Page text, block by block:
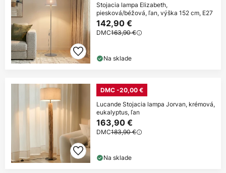
Stojacia lampa Elizabeth,
piesková/béžová, ľan, výška 152 cm, E27
142,90 €
DMC163,90 €
Na sklade
DMC -20,00 €
Lucande Stojacia lampa Jorvan, krémová,
eukalyptus, ľan
163,90 €
DMC183,90 €
Na sklade